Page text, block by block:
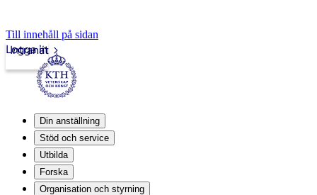
Till innehåll på sidan
Intranät
Logga in
Din anställning
Stöd och service
Utbilda
Forska
Organisation och styrning